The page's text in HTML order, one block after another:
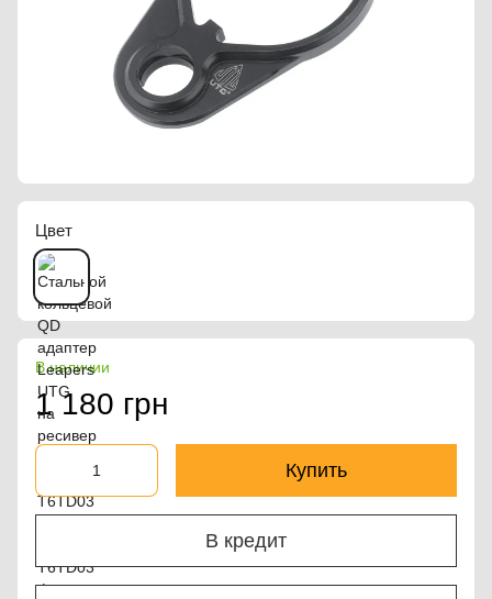
Цвет
В наличии
1 180 грн
Купить
В кредит